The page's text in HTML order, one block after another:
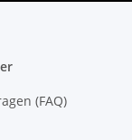
(FAQ)